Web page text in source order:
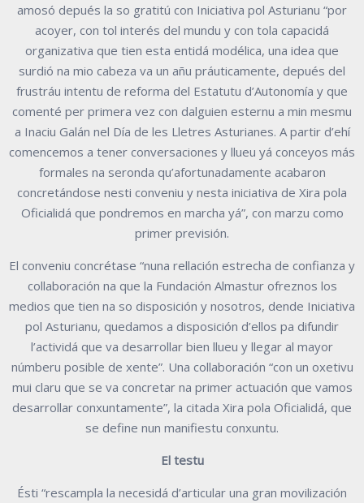
amosó depués la so gratitú con Iniciativa pol Asturianu “por
acoyer, con tol interés del mundu y con tola capacidá
organizativa que tien esta entidá modélica, una idea que
surdió na mio cabeza va un añu práuticamente, depués del
frustráu intentu de reforma del Estatutu d’Autonomía y que
comenté per primera vez con dalguien esternu a min mesmu
a Inaciu Galán nel Día de les Lletres Asturianes. A partir d’ehí
comencemos a tener conversaciones y llueu yá conceyos más
formales na seronda qu’afortunadamente acabaron
concretándose nesti conveniu y nesta iniciativa de Xira pola
Oficialidá que pondremos en marcha yá”, con marzu como
primer previsión.
El conveniu concrétase “nuna rellación estrecha de confianza y
collaboración na que la Fundación Almastur ofreznos los
medios que tien na so disposición y nosotros, dende Iniciativa
pol Asturianu, quedamos a disposición d’ellos pa difundir
l’actividá que va desarrollar bien llueu y llegar al mayor
númberu posible de xente”. Una collaboración “con un oxetivu
mui claru que se va concretar na primer actuación que vamos
desarrollar conxuntamente”, la citada Xira pola Oficialidá, que
se define nun manifiestu conxuntu.
El testu
Ésti “rescampla la necesidá d’articular una gran movilización